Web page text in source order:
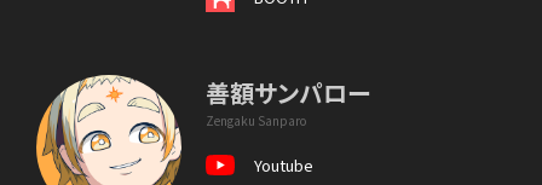
善額サンパロー
Zengaku Sanparo
Youtube